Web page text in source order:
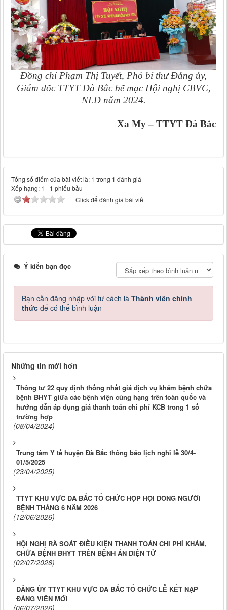
Đồng chí Phạm Thị Tuyết, Phó bí thư Đảng ủy,
Giám đốc TTYT Đà Bắc bế mạc Hội nghị CBVC,
NLĐ năm 2024.
Xa My – TTYT Đà Bắc
Tổng số điểm của bài viết là: 1 trong 1 đánh giá
Xếp hạng: 1 - 1 phiếu bầu
Click để đánh giá bài viết
Ý kiến bạn đọc
Bạn cần đăng nhập với tư cách là Thành viên chính
thức để có thể bình luận
Những tin mới hơn
Thông tư 22 quy định thống nhất giá dịch vụ khám bệnh chữa
bệnh BHYT giữa các bệnh viện cùng hạng trên toàn quốc và
hướng dẫn áp dụng giá thanh toán chi phí KCB trong 1 số
trường hợp
(08/04/2024)
Trung tâm Y tế huyện Đà Bắc thông báo lịch nghỉ lễ 30/4-
01/5/2025
(23/04/2025)
TTYT KHU VỰC ĐÀ BẮC TỔ CHỨC HỌP HỘI ĐỒNG NGƯỜI
BỆNH THÁNG 6 NĂM 2026
(12/06/2026)
HỘI NGHỊ RÀ SOÁT ĐIỀU KIỆN THANH TOÁN CHI PHÍ KHÁM,
CHỮA BỆNH BHYT TRÊN BỆNH ÁN ĐIỆN TỬ
(02/07/2026)
ĐẢNG ỦY TTYT KHU VỰC ĐÀ BẮC TỔ CHỨC LỄ KẾT NẠP
ĐẢNG VIÊN MỚI